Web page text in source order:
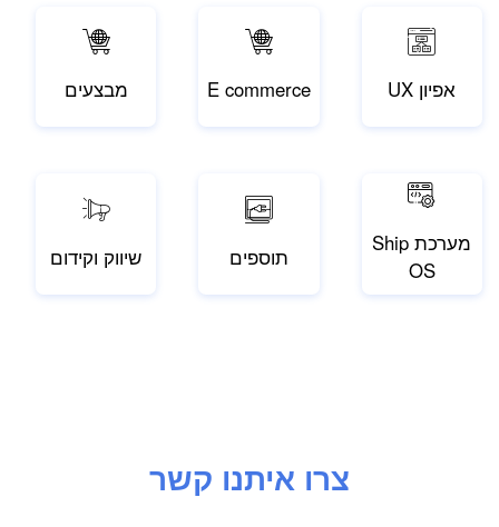
שיווק וקידום תוספים
מערכת Ship
OS
אפיון UX E commerce מבצעים
צרו איתנו קשר